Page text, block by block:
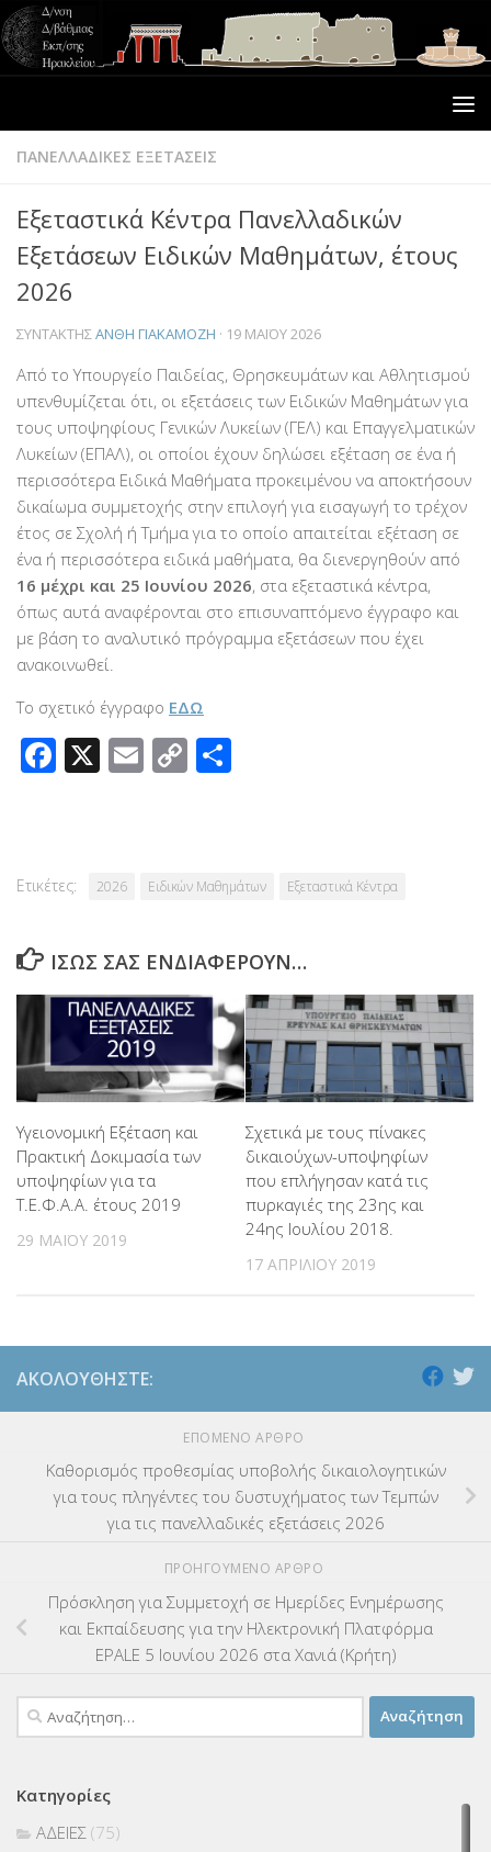
ΠΑΝΕΛΛΑΔΙΚΕΣ ΕΞΕΤΑΣΕΙΣ
Εξεταστικά Κέντρα Πανελλαδικών
Εξετάσεων Ειδικών Μαθημάτων, έτους
2026
ΣΥΝΤΆΚΤΗΣΑΝΘΗ ΓΙΑΚΑΜΟΖΗ · 19 ΜΑΪ́ΟΥ 2026
Από το Υπουργείο Παιδείας, Θρησκευμάτων και Αθλητισμού
υπενθυμίζεται ότι, οι εξετάσεις των Eιδικών Μαθημάτων για
τους υποψηφίους Γενικών Λυκείων (ΓΕΛ) και Επαγγελματικών
Λυκείων (ΕΠΑΛ), οι οποίοι έχουν δηλώσει εξέταση σε ένα ή
περισσότερα Ειδικά Μαθήματα προκειμένου να αποκτήσουν
δικαίωμα συμμετοχής στην επιλογή για εισαγωγή το τρέχον
έτος σε Σχολή ή Τμήμα για το οποίο απαιτείται εξέταση σε
ένα ή περισσότερα ειδικά μαθήματα, θα διενεργηθούν από
16 μέχρι και 25 Ιουνίου 2026, στα εξεταστικά κέντρα,
όπως αυτά αναφέρονται στο επισυναπτόμενο έγγραφο και
με βάση το αναλυτικό πρόγραμμα εξετάσεων που έχει
ανακοινωθεί.
Το σχετικό έγγραφο ΕΔΩ
Facebook
X Email
Copy
Ετικέτες: 2026 Eιδικών Μαθημάτων Εξεταστικά Κέντρα
ΊΣΩΣ ΣΑΣ ΕΝΔΙΑΦΈΡΟΥΝ…
Υγειονομική Εξέταση και
Πρακτική Δοκιμασία των
υποψηφίων για τα
Τ.Ε.Φ.Α.Α. έτους 2019
29 ΜΑΪ́ΟΥ 2019
Σχετικά με τους πίνακες
δικαιούχων-υποψηφίων
που επλήγησαν κατά τις
πυρκαγιές της 23ης και
24ης Ιουλίου 2018.
17 ΑΠΡΙΛΊΟΥ 2019
ΑΚΟΛΟΥΘΉΣΤΕ:
ΕΠΌΜΕΝΟ ΆΡΘΡΟ
Καθορισμός προθεσμίας υποβολής δικαιολογητικών
για τους πληγέντες του δυστυχήματος των Τεμπών
για τις πανελλαδικές εξετάσεις 2026
ΠΡΟΗΓΟΎΜΕΝΟ ΆΡΘΡΟ
Πρόσκληση για Συμμετοχή σε Ημερίδες Ενημέρωσης
και Εκπαίδευσης για την Ηλεκτρονική Πλατφόρμα
EPALE 5 Ιουνίου 2026 στα Χανιά (Κρήτη)
Αναζήτηση
για:
Κατηγορίες
ΑΔΕΙΕΣ (75)